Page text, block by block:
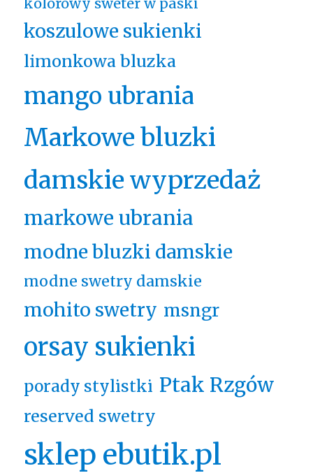
koszulowe sukienki
limonkowa bluzka
mango ubrania
Markowe bluzki
damskie wyprzedaż
markowe ubrania
modne bluzki damskie
modne swetry damskie
mohito swetry msngr
orsay sukienki
porady stylistki Ptak Rzgów
reserved swetry
sklep ebutik.pl